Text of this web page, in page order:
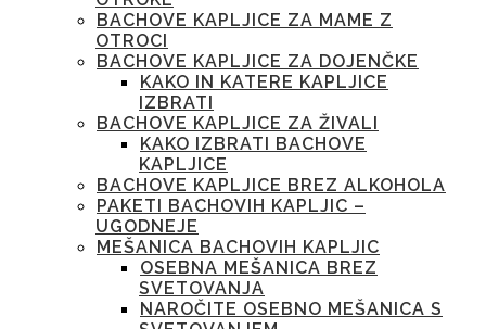
BACHOVE KAPLJICE ZA MAME Z
OTROCI
BACHOVE KAPLJICE ZA DOJENČKE
KAKO IN KATERE KAPLJICE
IZBRATI
BACHOVE KAPLJICE ZA ŽIVALI
KAKO IZBRATI BACHOVE
KAPLJICE
BACHOVE KAPLJICE BREZ ALKOHOLA
PAKETI BACHOVIH KAPLJIC –
UGODNEJE
MEŠANICA BACHOVIH KAPLJIC
OSEBNA MEŠANICA BREZ
SVETOVANJA
NAROČITE OSEBNO MEŠANICA S